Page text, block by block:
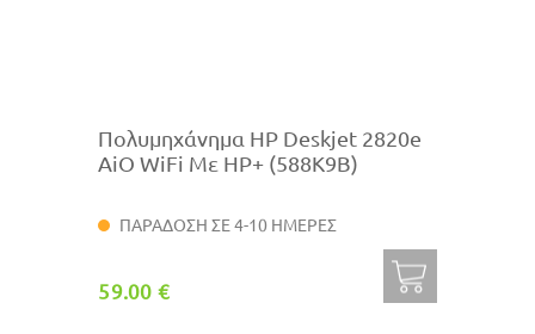
Πολυμηχάνημα HP Deskjet 2820e
AiO WiFi Με HP+ (588K9B)
ΠΑΡΑΔΟΣΗ ΣΕ 4-10 ΗΜΕΡΕΣ
59.00 €